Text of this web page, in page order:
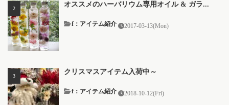
オススメのハーバリウム専用オイル & ガラ...
2017-03-13(Mon)
f：アイテム紹介
クリスマスアイテム入荷中～
2018-10-12(Fri)
f：アイテム紹介